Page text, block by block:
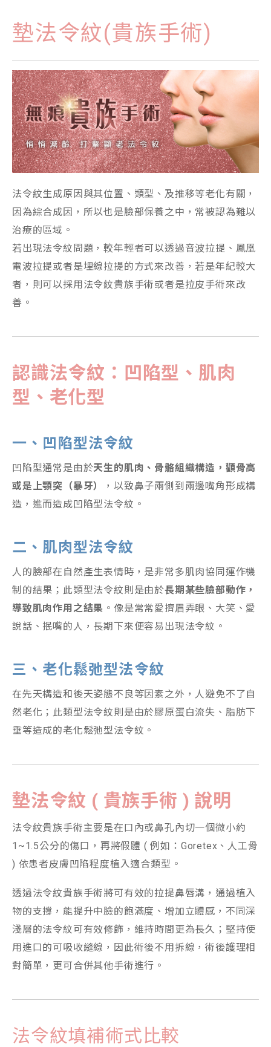
墊法令紋(貴族手術)
法令紋生成原因與其位置、類型、及推移等老化有關，
因為綜合成因，所以也是臉部保養之中，常被認為難以
治療的區域。
若出現法令紋問題，較年輕者可以透過音波拉提、鳳凰
電波拉提或者是埋線拉提的方式來改善，若是年紀較大
者，則可以採用法令紋貴族手術或者是拉皮手術來改
善。
認識法令紋：凹陷型、肌肉
型、老化型
一、凹陷型法令紋
凹陷型通常是由於天生的肌肉、骨骼組織構造，顴骨高
或是上顎突（暴牙）
，以致鼻子兩側到兩邊嘴角形成構
造，進而造成凹陷型法令紋。
二、肌肉型法令紋
人的臉部在自然產生表情時，是非常多肌肉協同運作機
制的結果；此類型法令紋則是由於長期某些臉部動作，
導致肌肉作用之結果 。像是常常愛擠眉弄眼、大笑、愛
說話、抿嘴的人，長期下來便容易出現法令紋。
三、老化鬆弛型法令紋
在先天構造和後天姿態不良等因素之外，人避免不了自
然老化；此類型法令紋則是由於膠原蛋白流失、脂肪下
垂等造成的老化鬆弛型法令紋。
墊法令紋 ( 貴族手術 ) 說明
法令紋貴族手術主要是在口內或鼻孔內切一個微小約
1~1.5公分的傷口，再將假體 ( 例如：Goretex、人工骨
) 依患者皮膚凹陷程度植入適合類型。
透過法令紋貴族手術將可有效的拉提鼻唇溝，通過植入
物的支撐，能提升中臉的飽滿度、增加立體感，不同深
淺層的法令紋可有效修飾，維持時間更為長久；堅持使
用進口的可吸收縫線，因此術後不用拆線，術後護理相
對簡單，更可合併其他手術進行。
法令紋填補術式比較